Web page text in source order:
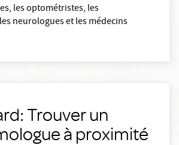
les optométristes, les
neurologues et les médecins
Trouver un
à proximité